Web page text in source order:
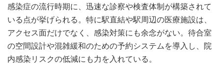
感染症の流行時期に、迅速な診察や検査体制が構築されて
いる点が挙げられる。特に駅直結や駅周辺の医療施設は、
アクセス面だけでなく、感染対策にも余念がない。待合室
の空間設計や混雑緩和のための予約システムを導入し、院
内感染リスクの低減にも力を入れている。